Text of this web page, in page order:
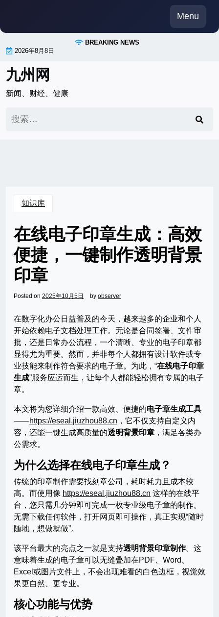
content
Menu
BREAKING NEWS
2026年8月8日
九州网
新闻、财经、健康
索：
知识库
在线电子印章生成：高效
便捷，一键制作透明背景
印章
Posted on 2025年10月5日 by observer
在数字化办公日益普及的今天，越来越多的企业和个人
开始依赖电子文档处理工作。无论是合同签署、文件审
批，还是日常办公流程，一个清晰、专业的电子印章都
显得尤为重要。然而，并非每个人都拥有设计软件或专
业技能来制作符合要求的电子章。为此，“在线电子印章
生成”服务应运而生，让每个人都能轻松拥有专属的电子
章。
本文将为您详细介绍一款高效、便捷的电子章生成工具
——https://eseal.jiuzhou88.cn ，它不仅支持自定义内
容，还能一键生成高质量的透明背景印章 ，满足各类办
公需求。
为什么选择在线电子印章生成？
传统的印章制作需要找刻章公司，耗时耗力且成本较
高。而使用像 https://eseal.jiuzhou88.cn 这样的在线平
台，您只需几分钟即可完成一枚专业级电子章的制作。
无需下载任何软件，打开网页即可操作，真正实现“随时
随地，想做就做”。
该平台最大的亮点之一就是支持透明背景印章制作。这
意味着生成的电子章可以无缝叠加在PDF、Word、
Excel或图片文件上，不会出现难看的白色边框，视觉效
果更自然、更专业。
核心功能与优势